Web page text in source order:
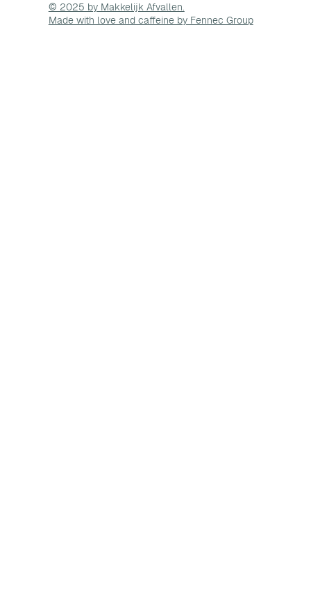
© 2025 by Makkelijk Afvallen.
Made with love and caffeine by Fennec Group